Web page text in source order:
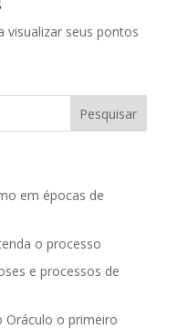
visualizar seus pontos
em épocas de
o processo
e processos de
Oráculo o primeiro